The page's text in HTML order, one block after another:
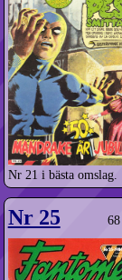
Nr 21 i bästa omslag.
Nr 25